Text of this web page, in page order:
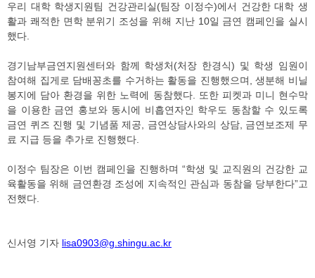
우리 대학 학생지원팀 건강관리실(팀장 이정수)에서 건강한 대학 생
활과 쾌적한 면학 분위기 조성을 위해 지난 10일 금연 캠페인을 실시
했다.
경기남부금연지원센터와 함께 학생처(처장 한경식) 및 학생 임원이
참여해 집게로 담배꽁초를 수거하는 활동을 진행했으며, 생분해 비닐
봉지에 담아 환경을 위한 노력에 동참했다. 또한 피켓과 미니 현수막
을 이용한 금연 홍보와 동시에 비흡연자인 학우도 동참할 수 있도록
금연 퀴즈 진행 및 기념품 제공, 금연상담사와의 상담, 금연보조제 무
료 지급 등을 추가로 진행했다.
이정수 팀장은 이번 캠페인을 진행하며 “학생 및 교직원의 건강한 교
육활동을 위해 금연환경 조성에 지속적인 관심과 동참을 당부한다”고
전했다.
신서영 기자 lisa0903@g.shingu.ac.kr